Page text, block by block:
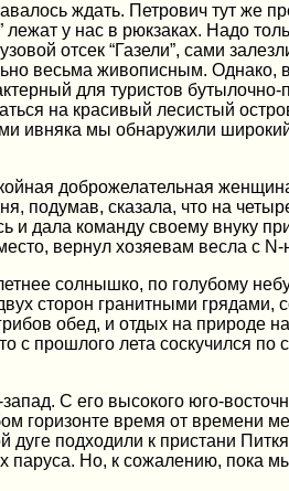
ждать. Петрович тут же
лежат у нас в рюкзаках. Надо
отсек “Газели”, сами
весьма живописным.
для туристов
на красивый лесистый
ивняка мы обнаружили
доброжелательная
подумав, сказала, что на
и дала команду своему внуку
вернул хозяевам весла с
солнышко, по голубому
сторон гранитными
обед, и отдых на
с прошлого лета соскучился
С его высокого юго-
горизонте время от времени
дуге подходили к пристани
паруса. Но, к сожалению, пока